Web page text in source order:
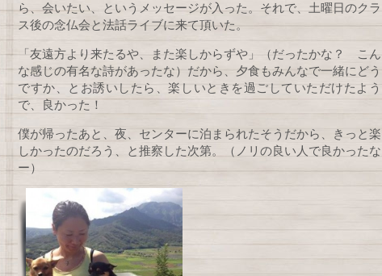
ら、会いたい、というメッセージが入った。それで、土曜日のクラ
ス後の念仏会と法話ライブに来て頂いた。
「友遠方より来たるや、また楽しからずや」（だったかな？ こん
な感じの有名な詩があったな）だから、夕食もみんなで一緒にどう
ですか、とお誘いしたら、楽しいときを過ごしていただけたよう
で、良かった！
僕が帰ったあと、夜、センターに泊まられたそうだから、きっと楽
しかったのだろう、と推察した次第。（ノリの良い人で良かったな
ー）